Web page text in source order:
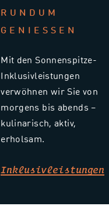
RUNDUM
GENIESSEN
Mit den Sonnenspitze-
Inklusivleistungen
verwöhnen wir Sie von
morgens bis abends –
kulinarisch, aktiv,
erholsam.
Inklusivleistungen